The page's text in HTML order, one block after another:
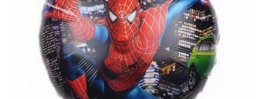
Unicorni si Curcubee
Baloane metalice
Baloane retro
Baloane litere
Baloane personalizate
Kituri baloane